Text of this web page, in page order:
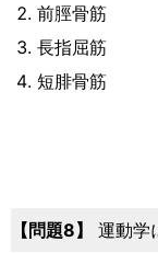
前脛骨筋
長指屈筋
短腓骨筋
8 運動学